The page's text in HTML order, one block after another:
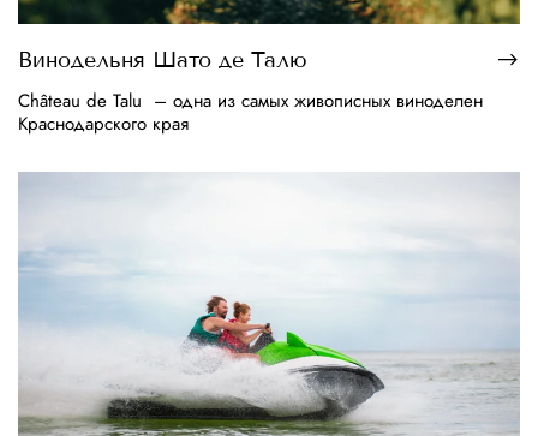
Винодельня Шато де Талю
Château de Talu – одна из самых живописных виноделен
Краснодарского края